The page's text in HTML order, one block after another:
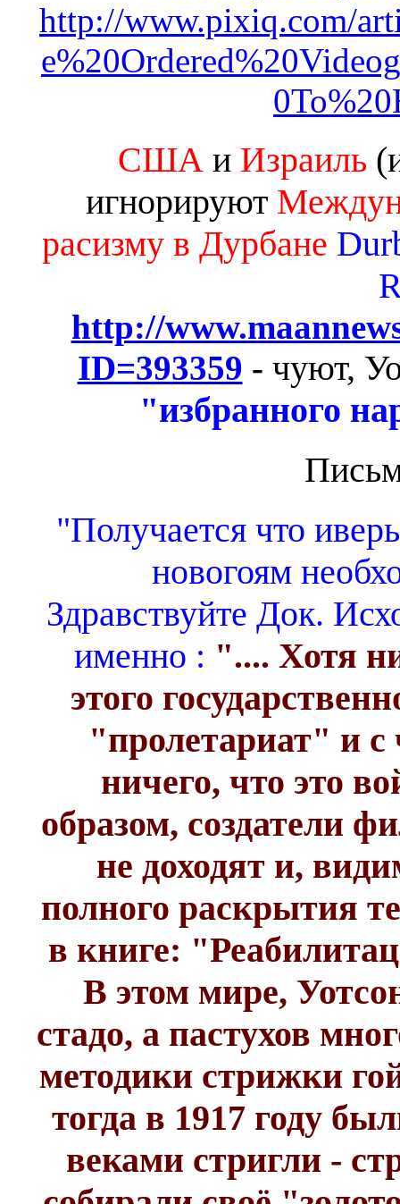
http://www.pixiq.com/
СШАи Израиль
игнорируют
расизму в Дурбане
http://
ID=393359 - чуют,
"избранного
"Получается что
новогоям
Здравствуйте Док.
именно : ".... Хотя
этого
"пролетариат" и с
ничего, что это
образом, создатели
не доходят и,
полного раскрытия
в книге:
В этом мире,
стадо, а пастухов
методики стрижки
тогда в 1917 году
веками стригли -